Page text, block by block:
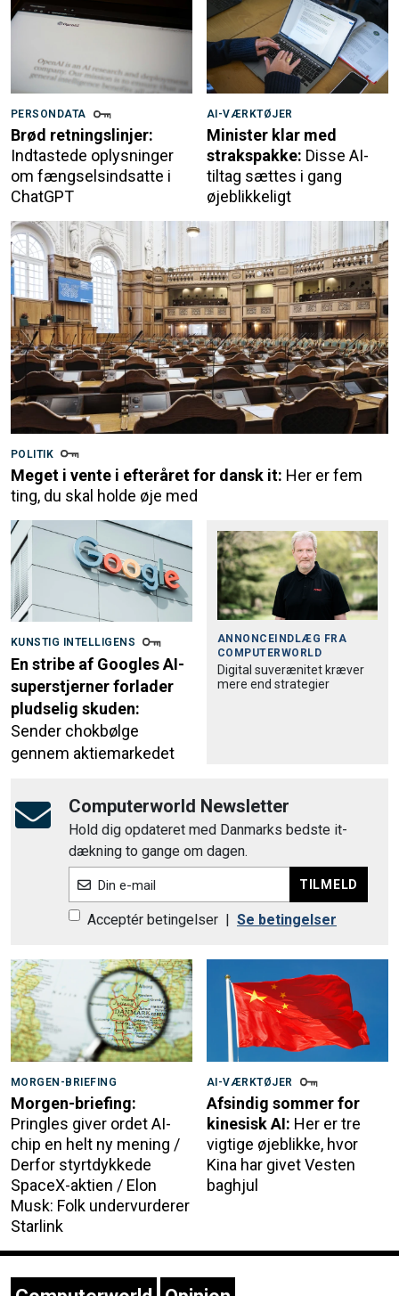
PERSONDATA
Brød retningslinjer:
Indtastede oplysninger
om fængselsindsatte i
ChatGPT
AI-VÆRKTØJER
Minister klar med
strakspakke: Disse AI-
tiltag sættes i gang
øjeblikkeligt
POLITIK
Meget i vente i efteråret for dansk it: Her er fem
ting, du skal holde øje med
KUNSTIG INTELLIGENS
En stribe af Googles AI-
superstjerner forlader
pludselig skuden:
Sender chokbølge
gennem aktiemarkedet
ANNONCEINDLÆG FRA
COMPUTERWORLD
Digital suverænitet kræver
mere end strategier
Computerworld Newsletter
Hold dig opdateret med Danmarks bedste it-
dækning to gange om dagen.
Din e-mail TILMELD
Acceptér betingelser Se betingelser
MORGEN-BRIEFING
Morgen-briefing:
Pringles giver ordet AI-
chip en helt ny mening /
Derfor styrtdykkede
SpaceX-aktien / Elon
Musk: Folk undervurderer
Starlink
AI-VÆRKTØJER
Afsindig sommer for
kinesisk AI: Her er tre
vigtige øjeblikke, hvor
Kina har givet Vesten
baghjul